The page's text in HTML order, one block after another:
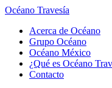
Océano Travesía
Acerca de Océano
Grupo Océano
Océano México
¿Qué es Océano
Contacto